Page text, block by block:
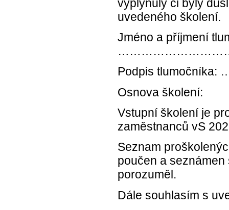
vyplynuly či byly
uvedeného školení.
Jméno a příjmení
Podpis
Osnova školení:
Vstupní školení je
zaměstnanců vS
Seznam
poučen a
porozuměl.
Dále souhlasím s